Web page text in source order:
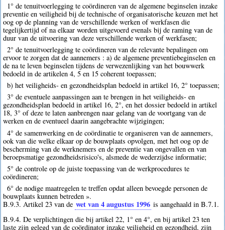
1° de tenuitvoerlegging te coördineren van de algemene beginselen inzake
preventie en veiligheid bij de technische of organisatorische keuzen met het
oog op de planning van de verschillende werken of werkfasen die
tegelijkertijd of na elkaar worden uitgevoerd evenals bij de raming van de
duur van de uitvoering van deze verschillende werken of werkfasen;
2° de tenuitvoerlegging te coördineren van de relevante bepalingen om
ervoor te zorgen dat de aannemers : a) de algemene preventiebeginselen en
de na te leven beginselen tijdens de verwezenlijking van het bouwwerk
bedoeld in de artikelen 4, 5 en 15 coherent toepassen;
b) het veiligheids- en gezondheidsplan bedoeld in artikel 16, 2° toepassen;
3° de eventuele aanpassingen aan te brengen in het veiligheids- en
gezondheidsplan bedoeld in artikel 16, 2°, en het dossier bedoeld in artikel
18, 3° of deze te laten aanbrengen naar gelang van de voortgang van de
werken en de eventueel daarin aangebrachte wijzigingen;
4° de samenwerking en de coördinatie te organiseren van de aannemers,
ook van die welke elkaar op de bouwplaats opvolgen, met het oog op de
bescherming van de werknemers en de preventie van ongevallen en van
beroepsmatige gezondheidsrisico's, alsmede de wederzijdse informatie;
5° de controle op de juiste toepassing van de werkprocedures te
coördineren;
6° de nodige maatregelen te treffen opdat alleen bevoegde personen de
bouwplaats kunnen betreden ».
B.9.3. Artikel 23 van de wet van 4 augustus 1996 is aangehaald in B.7.1.
B.9.4. De verplichtingen die bij artikel 22, 1° en 4°, en bij artikel 23 ten
laste zijn gelegd van de coördinator inzake veiligheid en gezondheid, zijn